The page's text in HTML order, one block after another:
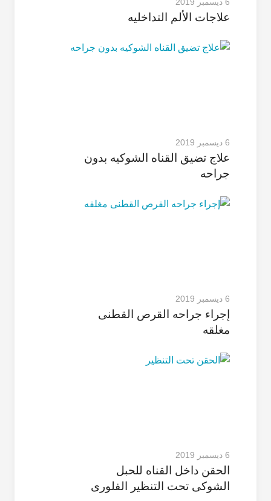
علاجات الألم التداخلیه
6 ديسمبر 2019
علاج تضیق القناه الشوکیه بدون
جراحه
6 ديسمبر 2019
إجراء جراحه القرص القطنی
مغلقه
6 ديسمبر 2019
الحقن داخل القناه للحبل
الشوکی تحت التنظیر الفلوری